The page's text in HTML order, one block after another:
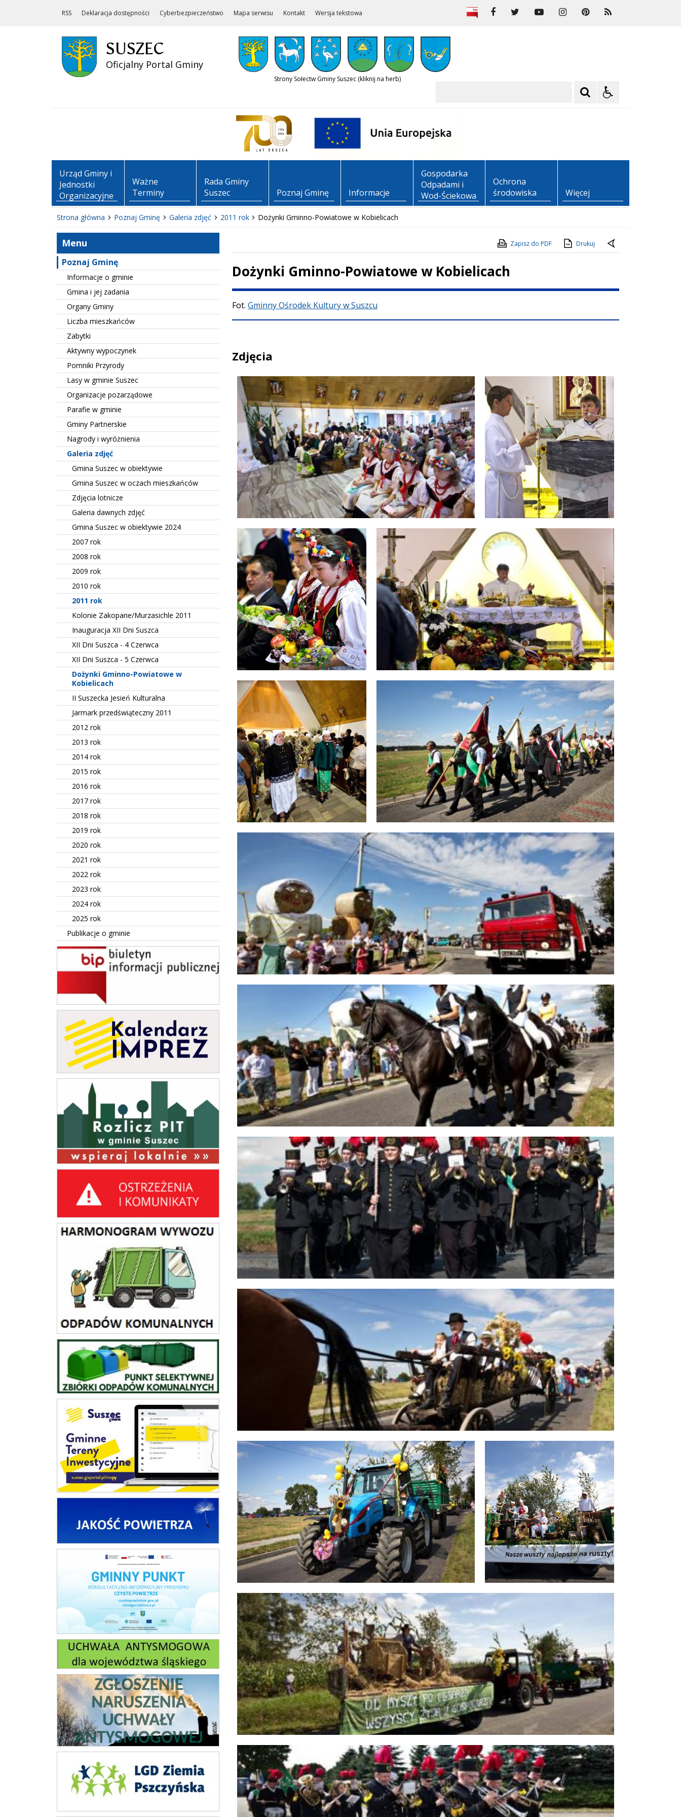
RSS Deklaracja dostępności Cyberbezpieczeństwo Mapa serwisu Kontakt Wersja tekstowa
SUSZEC
Oficjalny Portal Gminy
Strony Sołectw Gminy Suszec (kliknij na herb)
Urząd Gminy i
Jednostki
Organizacyjne
Ważne
Terminy
Rada Gminy
Suszec
Poznaj Gminę Informacje
Gospodarka
Odpadami i
Wod-Ściekowa
Ochrona
środowiska
Więcej
Strona główna Poznaj Gminę Galeria zdjęć 2011 rok Dożynki Gminno-Powiatowe w Kobielicach
Menu
Poznaj Gminę
Informacje o gminie
Gmina i jej zadania
Organy Gminy
Liczba mieszkańców
Zabytki
Aktywny wypoczynek
Pomniki Przyrody
Lasy w gminie Suszec
Organizacje pozarządowe
Parafie w gminie
Gminy Partnerskie
Nagrody i wyróżnienia
Galeria zdjęć
Gmina Suszec w obiektywie
Gmina Suszec w oczach mieszkańców
Zdjęcia lotnicze
Galeria dawnych zdjęć
Gmina Suszec w obiektywie 2024
2007 rok
2008 rok
2009 rok
2010 rok
2011 rok
Kolonie Zakopane/Murzasichle 2011
Inauguracja XII Dni Suszca
XII Dni Suszca - 4 Czerwca
XII Dni Suszca - 5 Czerwca
Dożynki Gminno-Powiatowe w
Kobielicach
II Suszecka Jesień Kulturalna
Jarmark przedświąteczny 2011
2012 rok
2013 rok
2014 rok
2015 rok
2016 rok
2017 rok
2018 rok
2019 rok
2020 rok
2021 rok
2022 rok
2023 rok
2024 rok
2025 rok
Publikacje o gminie
BIP Suszec
Kalendarz Imprez
Ostrzeżenia i komunikaty
harmonogram wywozu odpadów komunalnych
PSZOK
Jakość powietrza
Czyste Powietrze
Uchwała antysmogowa
Zgłoszenie naruszeń ustawy antysmogowej
Lokalna grupa działania
Zapisz do PDF Drukuj
Dożynki Gminno-Powiatowe w Kobielicach
Treść
Fot. Gminny Ośrodek Kultury w Suszcu
Zdjęcia